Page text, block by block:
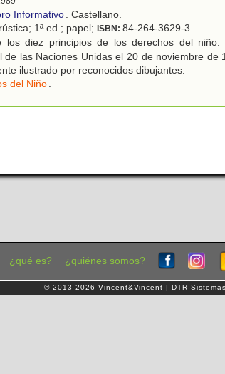
Informativo. Castellano.
1ª ed.; papel; ISBN: 84-264-3629-3
los diez principios de los derechos del niño.
de las Naciones Unidas el 20 de noviembre de
ilustrado por reconocidos dibujantes.
del Niño.
¿qué es? ¿quiénes somos?
© 2013-2026 Vincent&Vincent | DTR-Sistemas